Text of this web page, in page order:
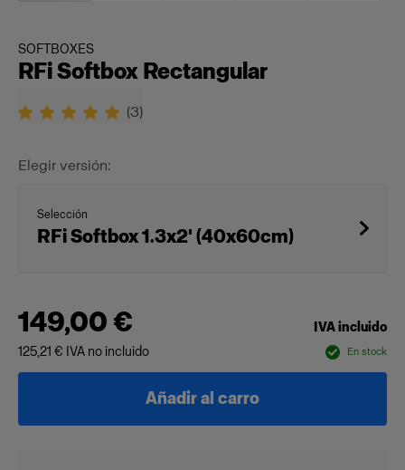
SOFTBOXES
RFi Softbox Rectangular
(3)
Elegir versión:
Selección
RFi Softbox 1.3x2' (40x60cm)
149,00 €
IVA incluido
125,21 € IVA no incluido En stock
Añadir al carro